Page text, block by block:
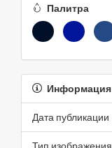
Палитра
Информация
Дата публикации
Тип изображения